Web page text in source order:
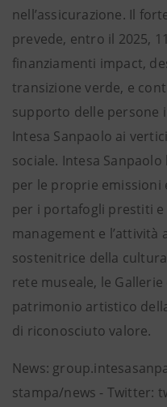
nell’assicurazione. Il
prevede, entro il 2025,
finanziamenti impact,
transizione verde, e
supporto delle persone
Intesa Sanpaolo ai
sociale. Intesa
per le proprie emissioni
per i portafogli prestiti e
management e l’attività
sostenitrice della
rete museale, le Gallerie
patrimonio artistico
di riconosciuto valore.
News:
stampa/news - Twitter: